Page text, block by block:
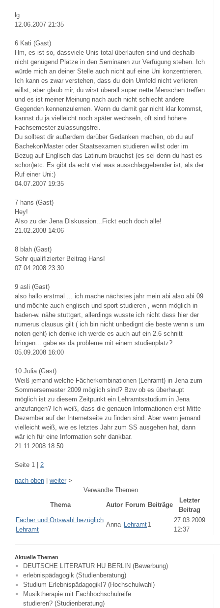
lg
12.06.2007 21:35
6 Kati (Gast)
Hm, es ist so, dassviele Unis total überlaufen sind und deshalb
nicht genügend Plätze in den Seminaren zur Verfügung stehen. Ich
würde mich an deiner Stelle auch nicht auf eine Uni konzentrieren.
Ich kann es zwar verstehen, dass du dein Umfeld nicht verlieren
willst, aber glaub mir, du wirst überall super nette Menschen treffen
und es ist meiner Meinung nach auch nicht schlecht andere
Gegenden kennenzulernen. Wenn du damit gar nicht klar kommst,
kannst du ja vielleicht noch später wechseln, oft sind höhere
Fachsemester zulassungsfrei.
Du solltest dir außerdem darüber Gedanken machen, ob du auf
Bachekor/Master oder Staatsexamen studieren willst oder im
Bezug auf Englisch das Latinum brauchst (es sei denn du hast es
schon)etc. Es gibt da echt viel was ausschlaggebender ist, als der
Ruf einer Uni:)
04.07.2007 19:35
7 hans (Gast)
Hey!
Also zu der Jena Diskussion...Fickt euch doch alle!
21.02.2008 14:06
8 blah (Gast)
Sehr qualifizierter Beitrag Hans!
07.04.2008 23:30
9 asli (Gast)
also hallo erstmal ... ich mache nächstes jahr mein abi also abi 09
und möchte auch englisch und sport studieren , wenn möglich in
baden-w. nähe stuttgart, allerdings wusste ich nicht dass hier der
numerus clausus gilt ( ich bin nicht unbedignt die beste wenn s um
noten geht) ich denke ich werde es auch auf ein 2.6 schnitt
bringen... gäbe es da probleme mit einem studienplatz?
05.09.2008 16:00
10 Julia (Gast)
Weiß jemand welche Fächerkombinationen (Lehramt) in Jena zum
Sommersemester 2009 möglich sind? Bzw ob es überhaupt
möglich ist zu diesem Zeitpunkt ein Lehramtsstudium in Jena
anzufangen? Ich weiß, dass die genauen Informationen erst Mitte
Dezember auf der Internetseite zu finden sind. Aber wenn jemand
vielleicht weiß, wie es letztes Jahr zum SS ausgehen hat, dann
wär ich für eine Information sehr dankbar.
21.11.2008 18:50
Seite 1 | 2
nach oben | weiter >
Verwandte Themen
Thema
Autor Forum Beiträge
Letzter
Beitrag
Fächer und Ortswahl bezüglich
Lehramt
Anna Lehramt 1
27.03.2009
12:37
Aktuelle Themen
DEUTSCHE LITERATUR HU BERLIN (Bewerbung)
erlebnispädagogik (Studienberatung)
Studium Erlebnispädagogik!? (Hochschulwahl)
Musiktherapie mit Fachhochschulreife
studieren? (Studienberatung)